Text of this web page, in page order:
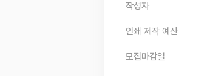
작성자
인쇄 제작 예산
모집마감일